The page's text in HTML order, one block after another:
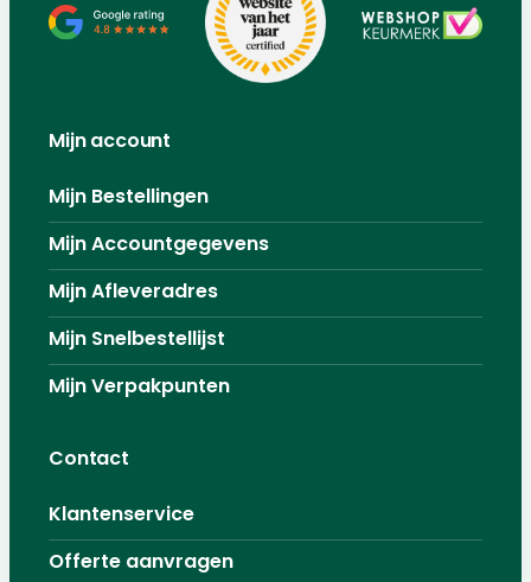
Mijn account
Mijn Bestellingen
Mijn Accountgegevens
Mijn Afleveradres
Mijn Snelbestellijst
Mijn Verpakpunten
Contact
Klantenservice
Offerte aanvragen